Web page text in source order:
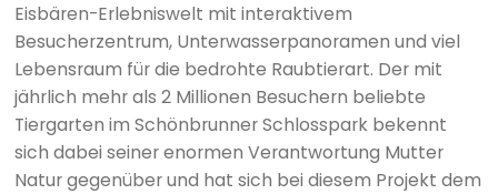
Eisbären-Erlebniswelt mit interaktivem
Besucherzentrum, Unterwasserpanoramen und viel
Lebensraum für die bedrohte Raubtierart. Der mit
jährlich mehr als 2 Millionen Besuchern beliebte
Tiergarten im Schönbrunner Schlosspark bekennt
sich dabei seiner enormen Verantwortung Mutter
Natur gegenüber und hat sich bei diesem Projekt dem